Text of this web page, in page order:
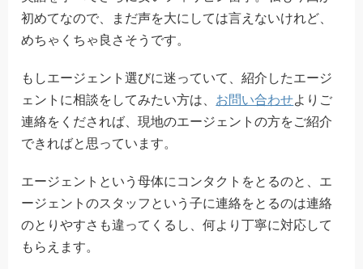
初めてなので、まだ声を大にしては言えないけれど、
めちゃくちゃ良さそうです。
もしエージェント選びに迷っていて、紹介したエージ
ェントに相談をしてみたい方は、 お問い合わせよりご
連絡をくだされば、現地のエージェントの方をご紹介
できればと思っています。
エージェントという母体にコンタクトをとるのと、エ
ージェントのスタッフという子に連絡をとるのは連絡
のとりやすさも違ってくるし、何より丁寧に対応して
もらえます。